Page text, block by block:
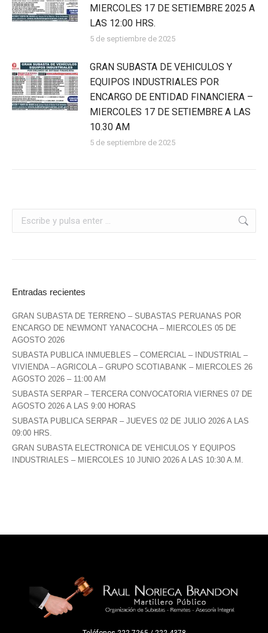
MIERCOLES 17 DE SETIEMBRE 2025 A
LAS 12:00 HRS.
5 de septiembre de 2025
GRAN SUBASTA DE VEHICULOS Y
EQUIPOS INDUSTRIALES POR
ENCARGO DE ENTIDAD FINANCIERA –
MIERCOLES 17 DE SETIEMBRE A LAS
10.30 AM
5 de septiembre de 2025
Entradas recientes
GRAN SUBASTA DE TERRENO – SUBASTAS PERUANAS POR
ENCARGO DE NEWMONT YANACOCHA – MIERCOLES 05 DE
AGOSTO 2026
SUBASTA PUBLICA INMUEBLES – COMERCIAL – INDUSTRIAL –
VIVIENDA – AGRICOLA – GRUPO SCOTIABANK – MIERCOLES 26
AGOSTO 2026 – 11:00 AM
SUBASTA SERPAR – TERCERA CONVOCATORIA VIERNES 07 DE
AGOSTO 2026 A LAS 9:00 HORAS
SUBASTA PUBLICA SERPAR – JUEVES 02 DE JULIO 2026 A LAS
09:00 HRS.
GRAN SUBASTA ELECTRONICA DE VEHICULOS Y EQUIPOS
INDUSTRIALES – MIERCOLES 10 JUNIO 2026 A LAS 10:30 A.M.